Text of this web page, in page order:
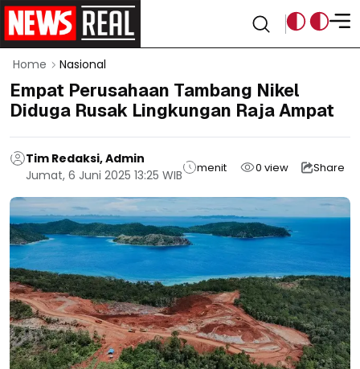
Home Nasional
Empat Perusahaan Tambang Nikel
Diduga Rusak Lingkungan Raja Ampat
Tim Redaksi, Admin
Jumat, 6 Juni 2025 13:25 WIB
menit 0 view Share